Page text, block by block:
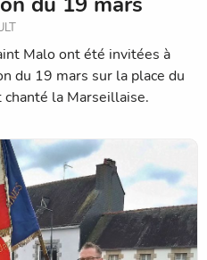
Malo ont été invitées à
du 19 mars sur la place du
la Marseillaise.